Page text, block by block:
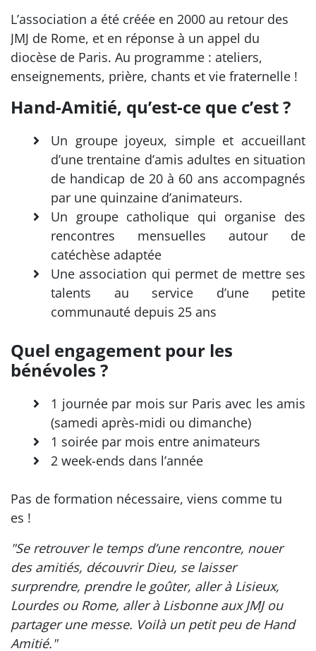
L’association a été créée en 2000 au retour des
JMJ de Rome, et en réponse à un appel du
diocèse de Paris. Au programme : ateliers,
enseignements, prière, chants et vie fraternelle !
Hand-Amitié, qu’est-ce que c’est ?
Un groupe joyeux, simple et accueillant
d’une trentaine d’amis adultes en situation
de handicap de 20 à 60 ans accompagnés
par une quinzaine d’animateurs.
Un groupe catholique qui organise des
rencontres mensuelles autour de
catéchèse adaptée
Une association qui permet de mettre ses
talents au service d’une petite
communauté depuis 25 ans
Quel engagement pour les
bénévoles ?
1 journée par mois sur Paris avec les amis
(samedi après-midi ou dimanche)
1 soirée par mois entre animateurs
2 week-ends dans l’année
Pas de formation nécessaire, viens comme tu
es !
"Se retrouver le temps d’une rencontre, nouer
des amitiés, découvrir Dieu, se laisser
surprendre, prendre le goûter, aller à Lisieux,
Lourdes ou Rome, aller à Lisbonne aux JMJ ou
partager une messe. Voilà un petit peu de Hand
Amitié."